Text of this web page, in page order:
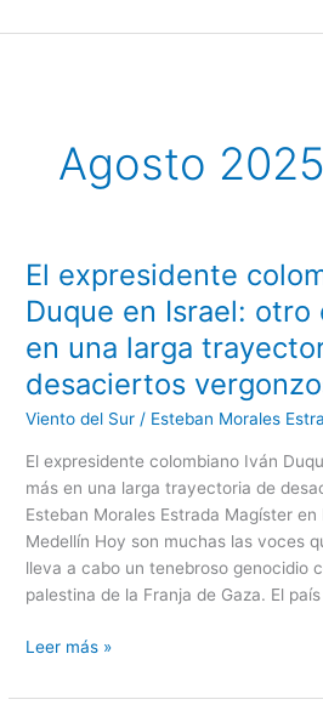
al
Agosto 2025
El expresidente
Duque en Israel: otro
en una larga
desaciertos
Viento del Sur / Esteban Morales
El expresidente colombiano Iván
más en una larga trayectoria de
Esteban Morales Estrada Magíster
Medellín Hoy son muchas las voces
lleva a cabo un tenebroso genocidio
palestina de la Franja de Gaza. El
El
expresidente
colombiano
Iván
Duque
Israel:
otro
episodio
más
en
una
larga
de
vergonzosos
Leer más »